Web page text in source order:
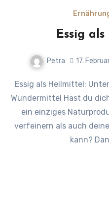
Essig
Petra 17.
Essig als Heilmittel: Unterschätztes Würz- Heil-und
Wundermittel Hast du
ein einziges
verfeinern als auch
kann?